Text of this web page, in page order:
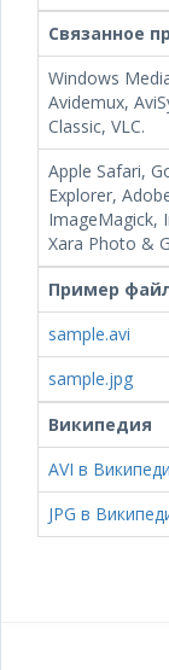
Связанное
Windows
Avidemux,
Classic, VLC.
Apple Safari,
Explorer,
ImageMagick,
Xara Photo &
Пример
sample.avi
sample.jpg
Википедия
AVI в
JPG в